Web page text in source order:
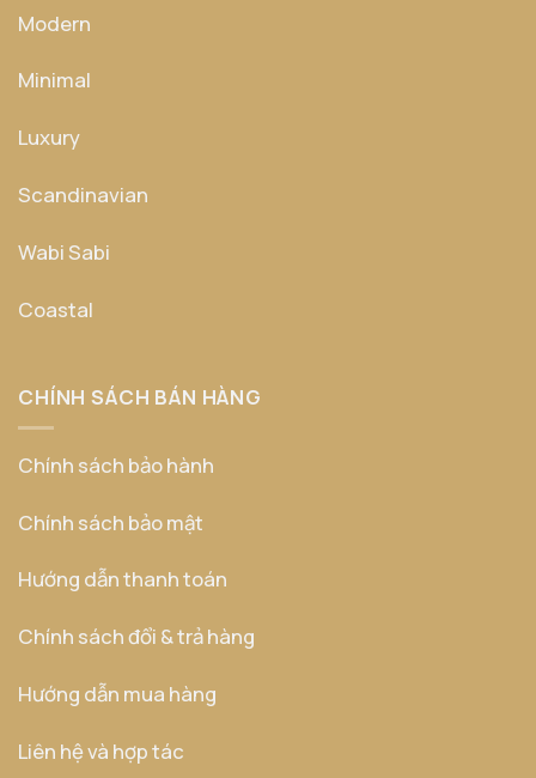
Modern
Minimal
Luxury
Scandinavian
Wabi Sabi
Coastal
CHÍNH SÁCH BÁN HÀNG
Chính sách bảo hành
Chính sách bảo mật
Hướng dẫn thanh toán
Chính sách đổi & trả hàng
Hướng dẫn mua hàng
Liên hệ và hợp tác